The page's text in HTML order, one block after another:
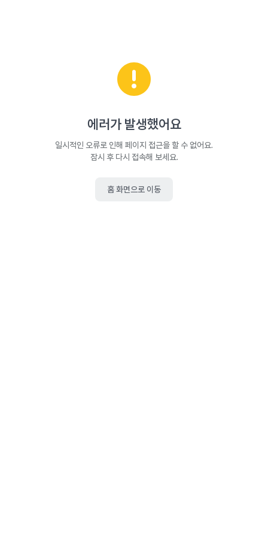
에러가 발생했어요
일시적인 오류로 인해 페이지 접근을 할 수 없어요.
잠시 후 다시 접속해 보세요.
홈 화면으로 이동